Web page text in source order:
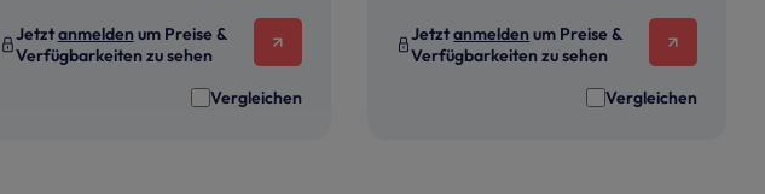
Jetztanmelden um Preise &
Verfügbarkeiten zu sehen
Vergleichen
Jetztanmelden um Preise &
Verfügbarkeiten zu sehen
Vergleichen